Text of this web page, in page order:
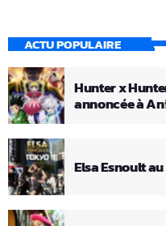
ACTU POPULAIRE
Hunter x
annoncée à
Elsa Esnoult